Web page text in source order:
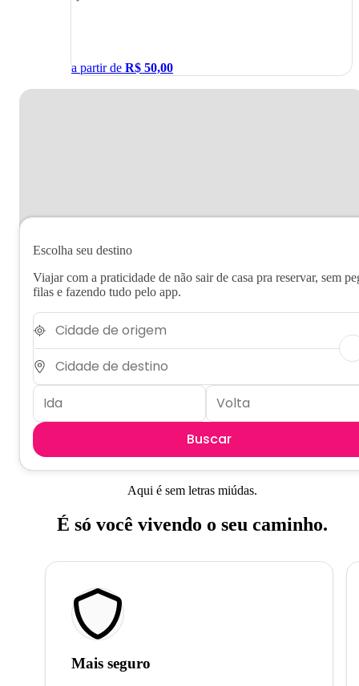
a partir de R$ 50,00
Escolha seu destino
Viajar com a praticidade de não sair de casa pra reservar, sem
filas e fazendo tudo pelo app.
Buscar
Aqui é sem letras miúdas.
É só você vivendo o seu caminho.
Mais seguro